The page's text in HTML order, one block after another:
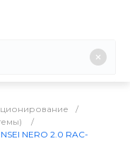
/
/
NERO 2.0 RAC-